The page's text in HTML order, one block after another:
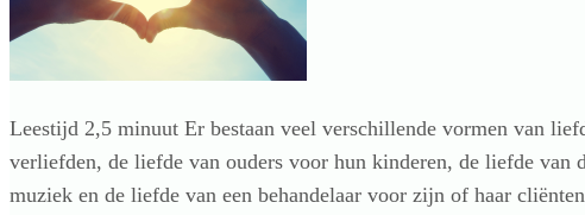
Leestijd 2,5 minuut Er bestaan veel verschillende vormen van
verliefden, de liefde van ouders voor hun kinderen, de liefde van
muziek en de liefde van een behandelaar voor zijn of haar